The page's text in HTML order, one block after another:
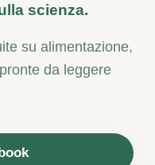
scienza.
su alimentazione,
da leggere